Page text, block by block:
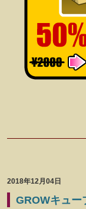
2018年12月04日
GROWキュー